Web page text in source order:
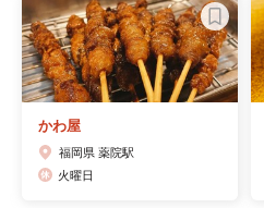
かわ屋
福岡県 薬院駅
火曜日